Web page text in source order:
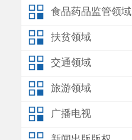
食品药品监管领域
扶贫领域
交通领域
旅游领域
广播电视